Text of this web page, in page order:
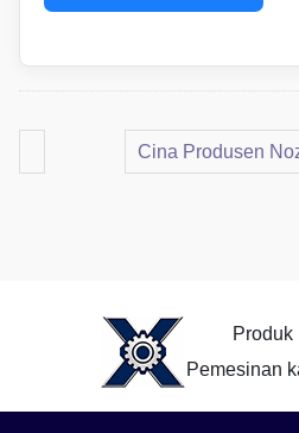
Cina Produsen
Produk
Pemesinan